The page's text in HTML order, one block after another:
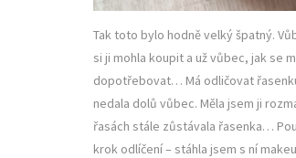
Tak toto bylo hodně velký špatný.
si ji mohla koupit a už vůbec, jak se
dopotřebovat… Má odličovat
nedala dolů vůbec. Měla jsem ji
řasách stále zůstávala řasenka…
krok odlíčení – stáhla jsem s ní